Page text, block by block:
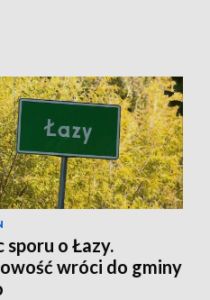
sporu o Łazy.
wróci do gminy